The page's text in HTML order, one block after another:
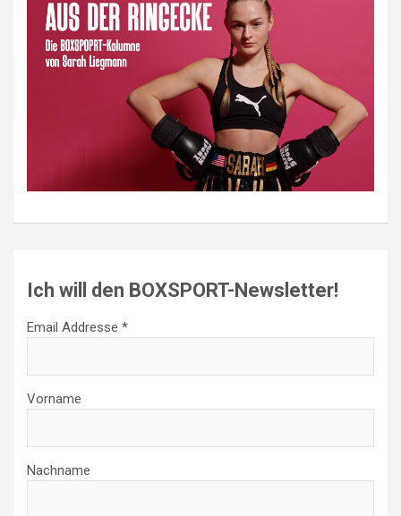
Ich will den BOXSPORT-Newsletter!
Email Addresse *
Vorname
Nachname